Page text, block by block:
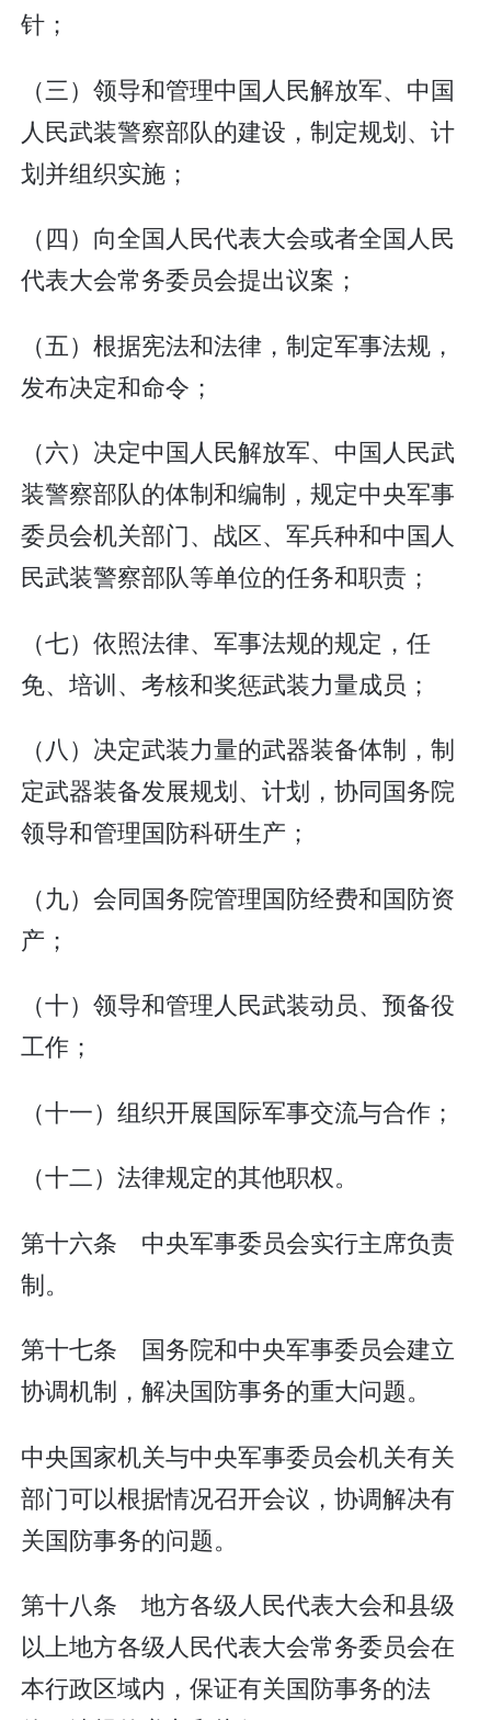
针；
（三）领导和管理中国人民解放军、中国
人民武装警察部队的建设，制定规划、计
划并组织实施；
（四）向全国人民代表大会或者全国人民
代表大会常务委员会提出议案；
（五）根据宪法和法律，制定军事法规，
发布决定和命令；
（六）决定中国人民解放军、中国人民武
装警察部队的体制和编制，规定中央军事
委员会机关部门、战区、军兵种和中国人
民武装警察部队等单位的任务和职责；
（七）依照法律、军事法规的规定，任
免、培训、考核和奖惩武装力量成员；
（八）决定武装力量的武器装备体制，制
定武器装备发展规划、计划，协同国务院
领导和管理国防科研生产；
（九）会同国务院管理国防经费和国防资
产；
（十）领导和管理人民武装动员、预备役
工作；
（十一）组织开展国际军事交流与合作；
（十二）法律规定的其他职权。
第十六条 中央军事委员会实行主席负责
制。
第十七条 国务院和中央军事委员会建立
协调机制，解决国防事务的重大问题。
中央国家机关与中央军事委员会机关有关
部门可以根据情况召开会议，协调解决有
关国防事务的问题。
第十八条 地方各级人民代表大会和县级
以上地方各级人民代表大会常务委员会在
本行政区域内，保证有关国防事务的法